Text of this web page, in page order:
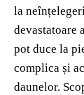
la
devastatoare
pot duce la
complica și
daunelor.